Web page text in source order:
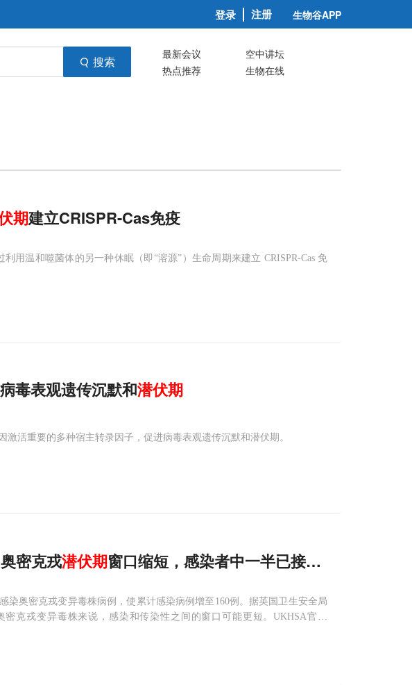
登录 注册 生物谷APP
搜索 最新会议
空中讲坛
热点推荐
生物在线
期建立CRISPR-Cas免疫
用温和噬菌体的另一种休眠（即“溶源”）生命周期来建立 CRISPR-Cas 免
毒表观遗传沉默和潜伏期
活重要的多种宿主转录因子，促进病毒表观遗传沉默和潜伏期。
密克戎潜伏期窗口缩短，感染者中一半已接种疫苗
染奥密克戎变异毒株病例，使累计感染病例增至160例。据英国卫生安全局
密克戎变异毒株来说，感染和传染性之间的窗口可能更短。UKHSA官员